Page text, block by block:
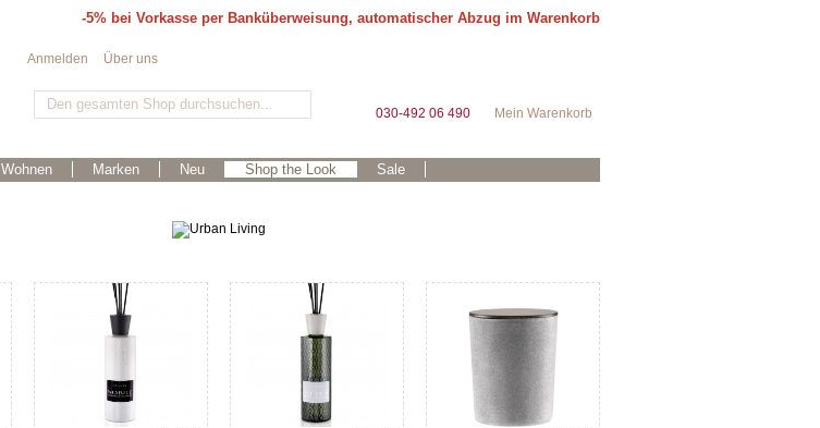
-5% bei Vorkasse per Banküberweisung, automatischer Abzug im Warenkorb
Mein Warenkorb
030-492 06 490
Wohnen Marken Neu Shop the Look Sale
Anmelden Über uns